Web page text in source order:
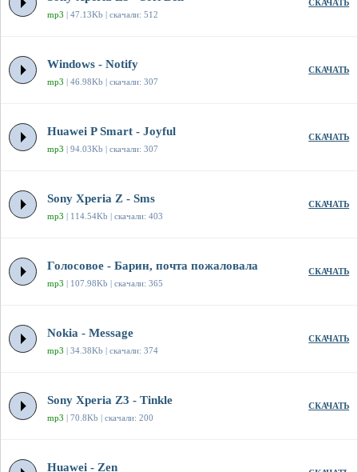
mp3 | 47.13Kb | скачали: 512
СКАЧАТЬ
Windows - Notify
mp3 | 46.98Kb | скачали: 307
СКАЧАТЬ
Huawei P Smart - Joyful
mp3 | 94.03Kb | скачали: 307
СКАЧАТЬ
Sony Xperia Z - Sms
mp3 | 114.54Kb | скачали: 403
СКАЧАТЬ
Голосовое - Барин, почта пожаловала
mp3 | 107.98Kb | скачали: 365
СКАЧАТЬ
Nokia - Message
mp3 | 34.38Kb | скачали: 374
СКАЧАТЬ
Sony Xperia Z3 - Tinkle
mp3 | 70.8Kb | скачали: 200
СКАЧАТЬ
Huawei - Zen